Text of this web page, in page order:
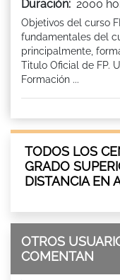
Duración: 2000
Objetivos del curso
fundamentales del
principalmente,
Titulo Oficial de FP.
Formación ...
TODOS LOS
GRADO
DISTANCIA EN
OTROS
COMENTAN